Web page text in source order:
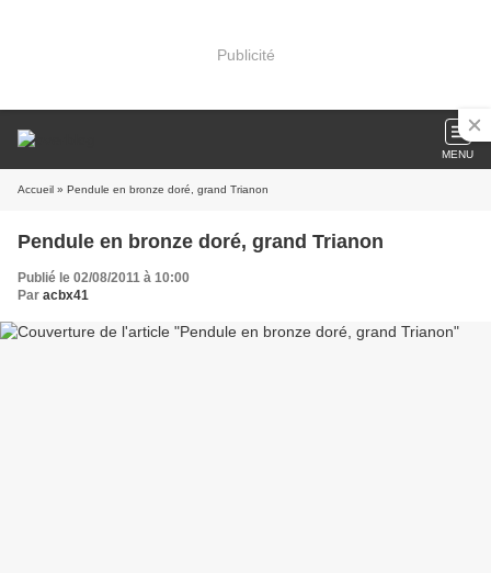
Publicité
MENU
Accueil » Pendule en bronze doré, grand Trianon
Pendule en bronze doré, grand Trianon
Publié le 02/08/2011 à 10:00
Par acbx41